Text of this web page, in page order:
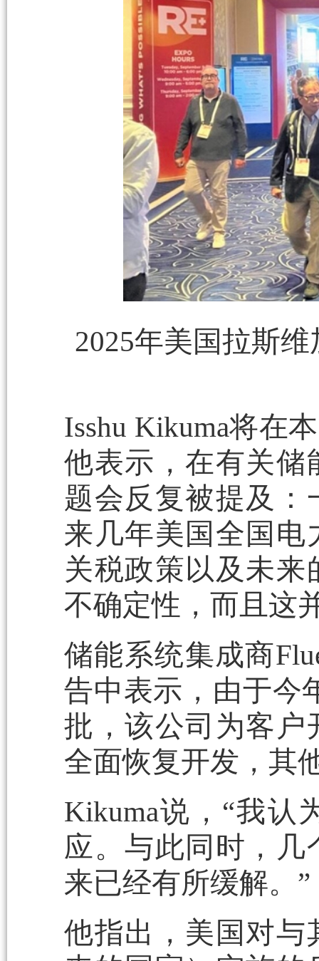
2025年美国拉斯
Isshu Kikuma将在
他表示，在有关储
题会反复被提及
来几年美国全国电
关税政策以及未
不确定性，而且这
储能系统集成商
告中表示，由于今
批，该公司为客户
全面恢复开发，其
Kikuma说，“我认
应。与此同时，
来已经有所缓解。”
他指出，美国对与